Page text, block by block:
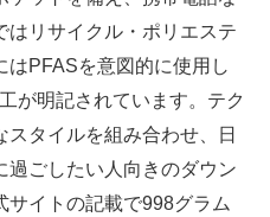
はリサイクル・ポリエステ
はPFASを意図的に使用し
が明記されています。テク
タイルを組み合わせ、日
過ごしたい人向きのダウン
サイトの記載で998グラム